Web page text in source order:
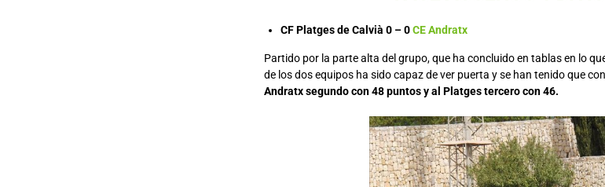
CF Platges de Calvià 0 – 0CE Andratx
Partido por la parte alta del grupo, que ha concluido en tablas en lo
de los dos equipos ha sido capaz de ver puerta y se han tenido que
Andratx segundo con 48 puntos y al Platges tercero con 46.